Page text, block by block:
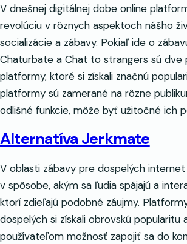
V dnešnej digitálnej dobe online
revolúciu v rôznych aspektoch nášho
socializácie a zábavy. Pokiaľ ide o
Chaturbate a Chat to strangers sú dve
platformy, ktoré si získali značnú
platformy sú zamerané na rôzne
odlišné funkcie, môže byť užitočné ich
Alternatíva Jerkmate
V oblasti zábavy pre dospelých
v spôsobe, akým sa ľudia spájajú a
ktorí zdieľajú podobné záujmy.
dospelých si získali obrovskú popularitu
používateľom možnosť zapojiť sa do